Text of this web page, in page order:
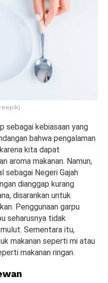
sebagai kebiasaan yang
bahwa pengalaman
kita dapat
aroma makanan. Namun,
sebagai Negeri Gajah
dianggap kurang
disarankan untuk
Penggunaan garpu
seharusnya tidak
Sementara itu,
makanan seperti mi atau
makanan ringan.